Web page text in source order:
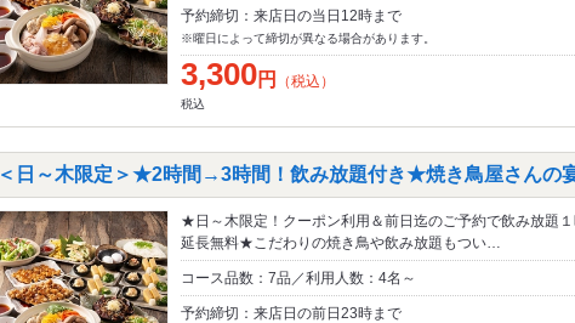
予約締切：来店日の当日12時まで
※曜日によって締切が異なる場合があります。
3,300円 （税込）
税込
＜日～木限定＞★2時間→3時間！飲み放題付き★焼き鳥屋さんの
★日～木限定！クーポン利用＆前日迄のご予約で飲み放題１
延長無料★こだわりの焼き鳥や飲み放題もつい…
コース品数：7品／利用人数：4名～
予約締切：来店日の前日23時まで